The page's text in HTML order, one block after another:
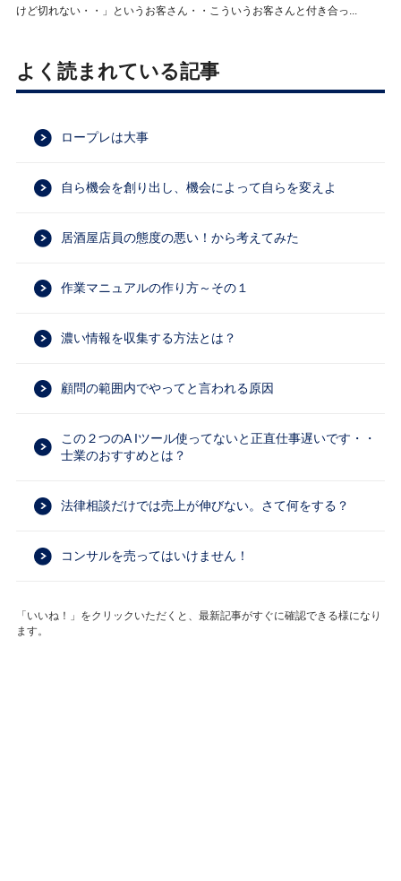
けど切れない・・」というお客さん・・こういうお客さんと付き合っ...
よく読まれている記事
ロープレは大事
自ら機会を創り出し、機会によって自らを変えよ
居酒屋店員の態度の悪い！から考えてみた
作業マニュアルの作り方～その１
濃い情報を収集する方法とは？
顧問の範囲内でやってと言われる原因
この２つのA Iツール使ってないと正直仕事遅いです・・
士業のおすすめとは？
法律相談だけでは売上が伸びない。さて何をする？
コンサルを売ってはいけません！
「いいね！」をクリックいただくと、最新記事がすぐに確認できる様になり
ます。